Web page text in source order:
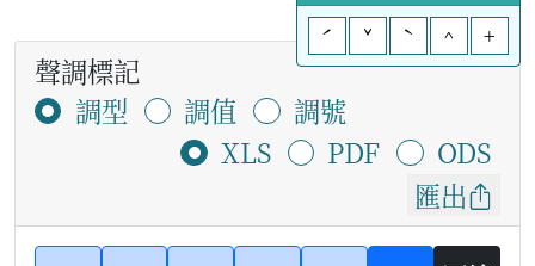
ˊ
ˇ ˋ ^ +
聲調標記
調型
調值
調號
XLS
PDF
ODS
匯出